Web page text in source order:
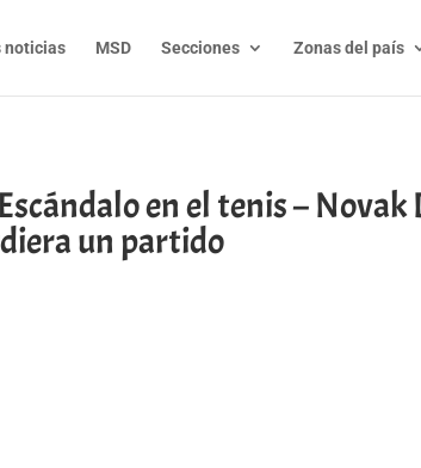
noticias MSD Secciones Zonas del país
en el tenis –
un partido